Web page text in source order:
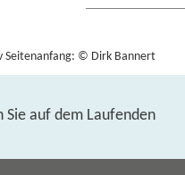
Seitenanfang: © Dirk Bannert
Sie auf dem Laufenden